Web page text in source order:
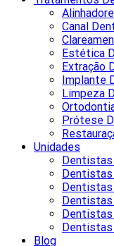
Canal
Estética
Extração
Implante
Limpeza
Prótese
Unidades
Dentistas
Dentistas
Dentistas
Dentistas
Blog